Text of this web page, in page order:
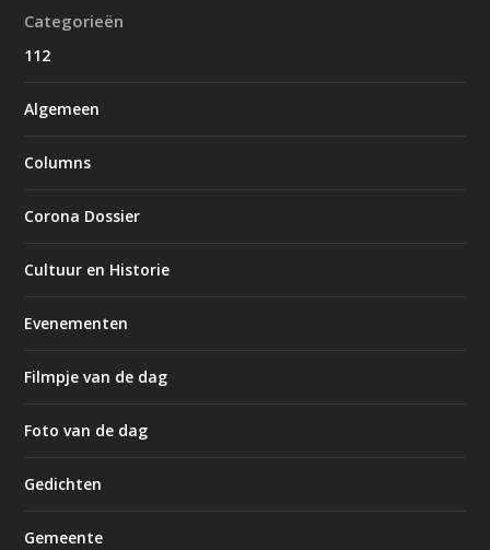
Categorieën
112
Algemeen
Columns
Corona Dossier
Cultuur en Historie
Evenementen
Filmpje van de dag
Foto van de dag
Gedichten
Gemeente